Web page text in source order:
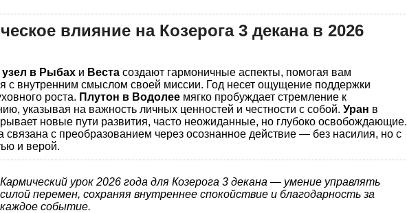
влияние на Козерога 3 декана в 2026
в Рыбах и Веста создают гармоничные аспекты, помогая вам
с внутренним смыслом своей миссии. Год несет ощущение поддержки
роста. Плутон в Водолее мягко пробуждает стремление к
указывая на важность личных ценностей и честности с собой. Уран в
новые пути развития, часто неожиданные, но глубоко освобождающие.
связана с преобразованием через осознанное действие — без насилия, но с
и верой.
Кармический урок 2026 года для Козерога 3 декана — умение управлять
силой перемен, сохраняя внутреннее спокойствие и благодарность за
каждое событие.